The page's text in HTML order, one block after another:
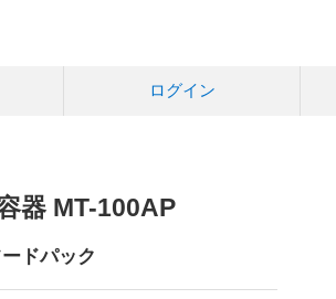
ログイン
器 MT-100AP
ドパック